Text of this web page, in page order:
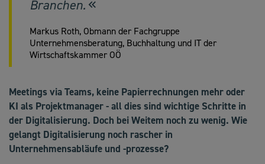
Branchen.
Markus Roth, Obmann der Fachgruppe
Unternehmensberatung, Buchhaltung und IT der
Wirtschaftskammer OÖ
Meetings via Teams, keine Papierrechnungen mehr oder
KI als Projektmanager - all dies sind wichtige Schritte in
der Digitalisierung. Doch bei Weitem noch zu wenig. Wie
gelangt Digitalisierung noch rascher in
Unternehmensabläufe und -prozesse?